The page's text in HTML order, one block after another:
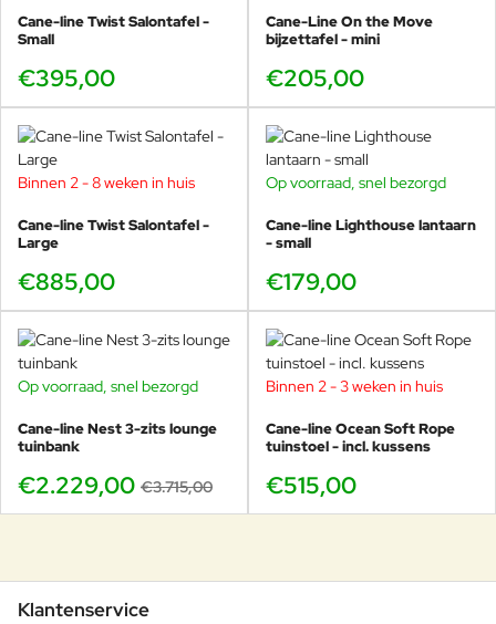
Cane-line Twist Salontafel -
Small
€395,00
Cane-Line On the Move
bijzettafel - mini
€205,00
Binnen 2 - 8 weken in huis
Cane-line Twist Salontafel -
Large
€885,00
Op voorraad, snel bezorgd
Cane-line Lighthouse lantaarn
- small
€179,00
-40%
Op voorraad, snel bezorgd
Cane-line Nest 3-zits lounge
tuinbank
€2.229,00 €3.715,00
Binnen 2 - 3 weken in huis
Cane-line Ocean Soft Rope
tuinstoel - incl. kussens
€515,00
Klantenservice